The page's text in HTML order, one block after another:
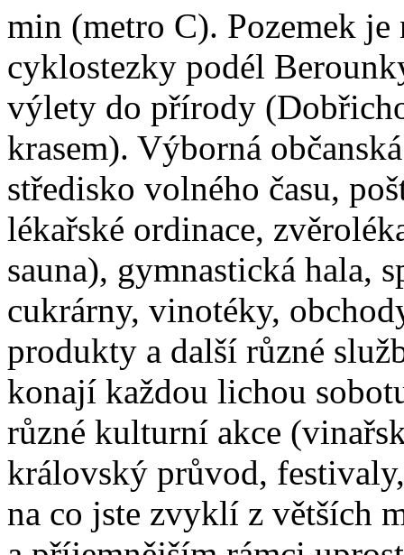
min (metro C). Pozemek
cyklostezky podél
výlety do přírody
krasem). Výborná
středisko volného času,
lékařské ordinace,
sauna), gymnastická hala,
cukrárny, vinotéky,
produkty a další různé
konají každou lichou
různé kulturní akce
královský průvod,
na co jste zvyklí z větších